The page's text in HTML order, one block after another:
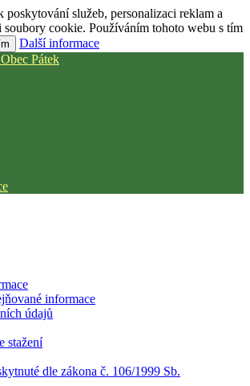
poskytování služeb, personalizaci reklam a
soubory cookie. Používáním tohoto webu s tím
Další informace
Pátek
informace
údajů
stažení
dle zákona č. 106/1999 Sb.